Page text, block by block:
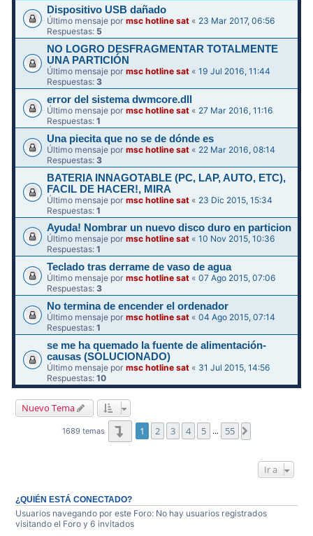
Dispositivo USB dañado
Último mensaje pormsc hotline sat « 23 Mar 2017, 06:56
Respuestas: 5
NO LOGRO DESFRAGMENTAR TOTALMENTE
UNA PARTICIÓN
Último mensaje pormsc hotline sat «19 Jul 2016, 11:44
Respuestas: 3
error del sistema dwmcore.dll
Último mensaje pormsc hotline sat « 27 Mar 2016, 11:16
Respuestas:1
Una piecita que no se de dónde es
Último mensaje pormsc hotline sat « 22 Mar 2016, 08:14
Respuestas: 3
BATERIA INNAGOTABLE (PC, LAP, AUTO, ETC),
FACIL DE HACER!, MIRA
Último mensaje pormsc hotline sat « 23 Dic 2015, 15:34
Respuestas:1
Ayuda! Nombrar un nuevo disco duro en particion
Último mensaje pormsc hotline sat «10 Nov 2015, 10:36
Respuestas:1
Teclado tras derrame de vaso de agua
Último mensaje pormsc hotline sat «07 Ago 2015, 07:06
Respuestas:3
No termina de encender el ordenador
Último mensaje pormsc hotline sat «04 Ago 2015, 07:14
Respuestas:1
se me ha quemado la fuente de alimentación-
causas (SOLUCIONADO)
Último mensaje pormsc hotline sat « 31 Jul 2015, 14:56
Respuestas:10
Nuevo Tema
1689 temas Página1 de 55
1 2 3 4 5 … 55
Ir a
¿QUIÉN ESTÁ CONECTADO?
Usuarios navegando por este Foro: No hay usuarios registrados
visitando el Foro y 6 invitados